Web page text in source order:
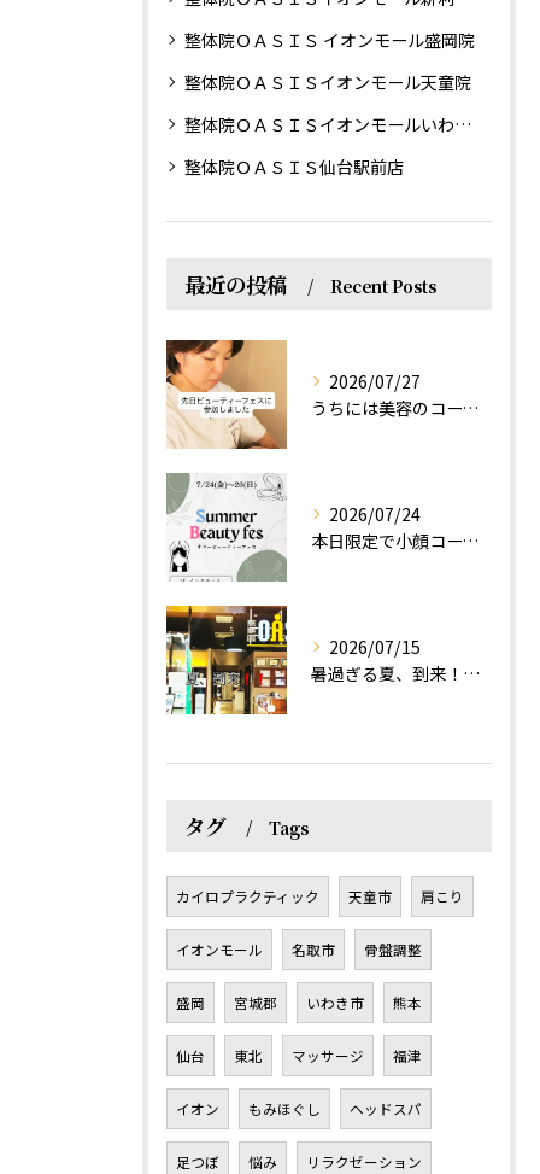
整体院ＯＡＳＩＳ イオンモール盛岡院
整体院ＯＡＳＩＳイオンモール天童院
整体院ＯＡＳＩＳイオンモールいわき小名浜院
整体院ＯＡＳＩＳ仙台駅前店
最近の投稿 Recent Posts
2026/07/27
うちには美容のコースもあるって伝えなきゃ！えっほっえxty
2026/07/24
本日限定で小顔コース体験(ワンコイン)実施します！
2026/07/15
暑過ぎる夏、到来！だるさを感じる方は、結構不足！？
タグ Tags
カイロプラクティック 天童市 肩こり
イオンモール 名取市 骨盤調整
盛岡 宮城郡 いわき市 熊本
仙台 東北 マッサージ 福津
イオン もみほぐし ヘッドスパ
足つぼ 悩み リラクゼーション